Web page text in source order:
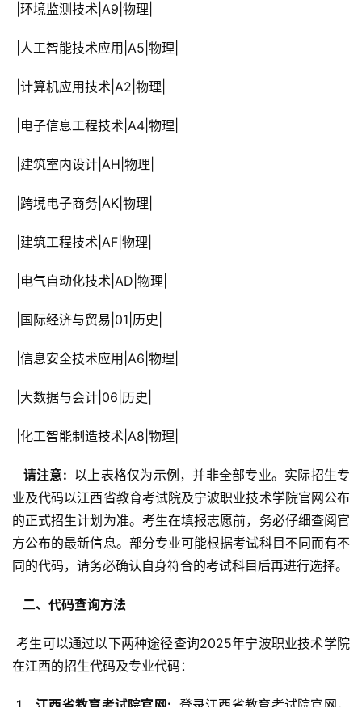
|环境监测技术|A9|物理|
|人工智能技术应用|A5|物理|
|计算机应用技术|A2|物理|
|电子信息工程技术|A4|物理|
|建筑室内设计|AH|物理|
|跨境电子商务|AK|物理|
|建筑工程技术|AF|物理|
|电气自动化技术|AD|物理|
|国际经济与贸易|01|历史|
|信息安全技术应用|A6|物理|
|大数据与会计|06|历史|
|化工智能制造技术|A8|物理|
  请注意:
以上表格仅为示例，并非全部专业。实际招生专
业及代码以江西省教育考试院及宁波职业技术学院官网公布
的正式招生计划为准。考生在填报志愿前，务必仔细查阅官
方公布的最新信息。部分专业可能根据考试科目不同而有不
同的代码，请务必确认自身符合的考试科目后再进行选择。
  二、代码查询方法
考生可以通过以下两种途径查询2025年宁波职业技术学院
在江西的招生代码及专业代码：